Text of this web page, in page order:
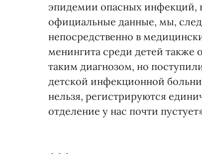
эпидемии опасных инфекций,
официальные данные, мы,
непосредственно в
менингита среди детей также
таким диагнозом, но
детской инфекционной
нельзя, регистрируются
отделение у нас почти